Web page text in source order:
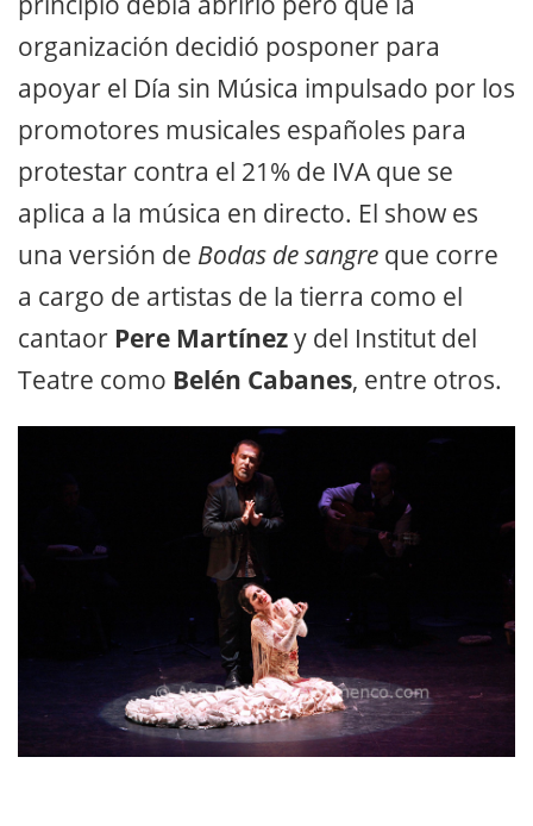
organización decidió posponer para
apoyar el Día sin Música impulsado por los
promotores musicales españoles para
protestar contra el 21% de IVA que se
aplica a la música en directo. El show es
una versión de Bodas de sangre que corre
a cargo de artistas de la tierra como el
cantaor Pere Martínezy del Institut del
Teatre como Belén Cabanes, entre otros.